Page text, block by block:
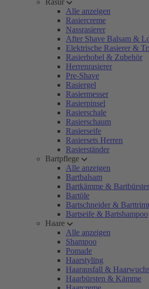
Rasur
Alle anzeigen
Rasiercreme
Nassrasierer
After Shave Balsam &
Elektrische Rasierer &
Rasierhobel & Zubehör
Herrenrasierer
Pre-Shave
Rasiergel
Rasiermesser
Rasierpinsel
Rasierschale
Rasierschaum
Rasierseife
Rasiersets Herren
Rasierständer
Bartpflege
Alle anzeigen
Bartbalsam
Bartkämme &
Bartöle
Bartschneider &
Bartseife & Bartshampoo
Haare
Alle anzeigen
Shampoo
Pomade
Haarstyling
Haarausfall &
Haarbürsten & Kämme